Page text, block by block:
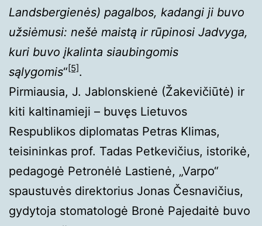
Landsbergienės) pagalbos, kadangi ji buvo
užsiėmusi: nešė maistą ir rūpinosi Jadvyga,
kuri buvo įkalinta siaubingomis
sąlygomis“[5].
Pirmiausia, J. Jablonskienė (Žakevičiūtė) ir
kiti kaltinamieji – buvęs Lietuvos
Respublikos diplomatas Petras Klimas,
teisininkas prof. Tadas Petkevičius, istorikė,
pedagogė Petronėlė Lastienė, „Varpo“
spaustuvės direktorius Jonas Česnavičius,
gydytoja stomatologė Bronė Pajedaitė buvo